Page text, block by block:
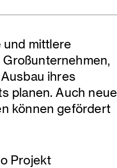
mittlere
ihres
planen. Auch neue
können gefördert
Projekt